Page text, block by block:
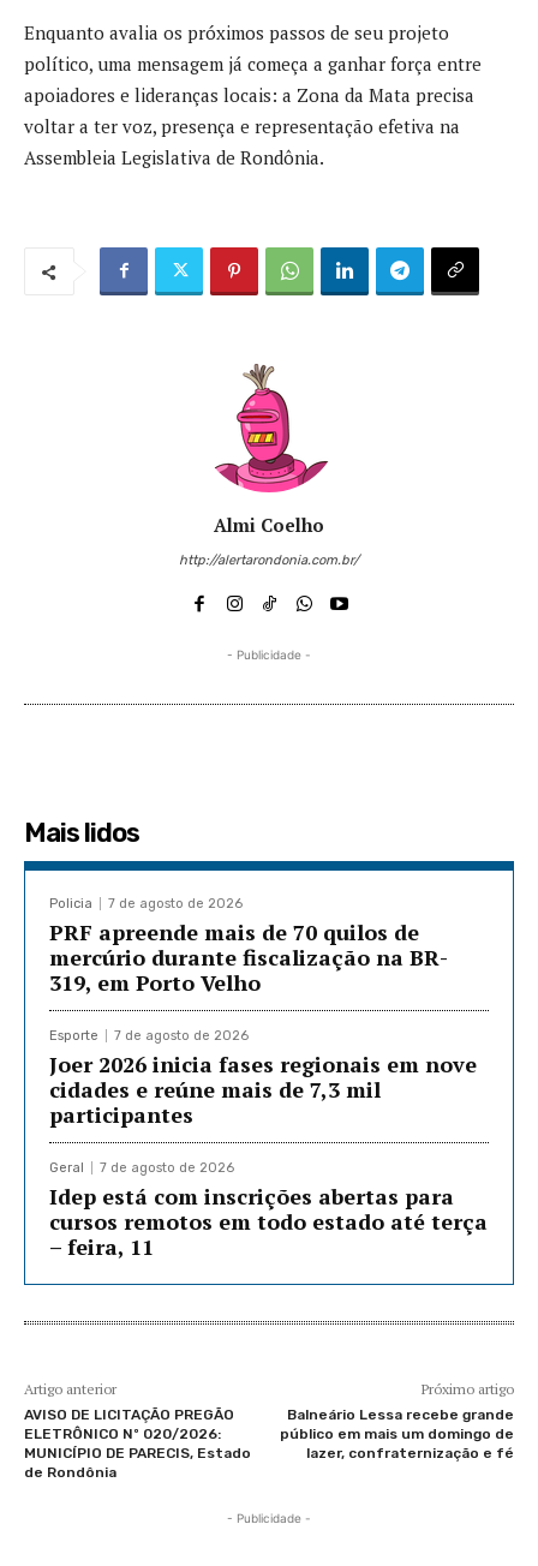
Enquanto avalia os próximos passos de seu projeto
político, uma mensagem já começa a ganhar força entre
apoiadores e lideranças locais: a Zona da Mata precisa
voltar a ter voz, presença e representação efetiva na
Assembleia Legislativa de Rondônia.
Almi Coelho
http://alertarondonia.com.br/
- Publicidade -
Mais lidos
Policia 7 de agosto de 2026
PRF apreende mais de 70 quilos de
mercúrio durante fiscalização na BR-
319, em Porto Velho
Esporte 7 de agosto de 2026
Joer 2026 inicia fases regionais em nove
cidades e reúne mais de 7,3 mil
participantes
Geral 7 de agosto de 2026
Idep está com inscrições abertas para
cursos remotos em todo estado até terça
– feira, 11
Artigo anterior
AVISO DE LICITAÇÃO PREGÃO
ELETRÔNICO Nº 020/2026:
MUNICÍPIO DE PARECIS, Estado
de Rondônia
Próximo artigo
Balneário Lessa recebe grande
público em mais um domingo de
lazer, confraternização e fé
- Publicidade -